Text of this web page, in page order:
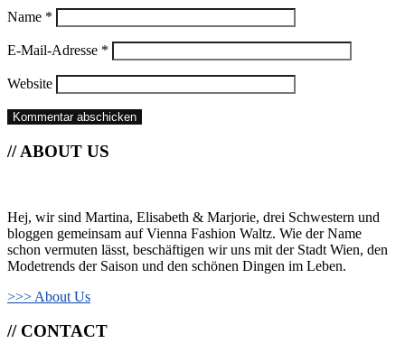
Name *
E-Mail-Adresse *
Website
// ABOUT US
Hej, wir sind Martina, Elisabeth & Marjorie, drei Schwestern und
bloggen gemeinsam auf Vienna Fashion Waltz. Wie der Name
schon vermuten lässt, beschäftigen wir uns mit der Stadt Wien, den
Modetrends der Saison und den schönen Dingen im Leben.
>>> About Us
// CONTACT